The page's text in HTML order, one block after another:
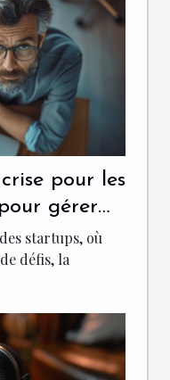
pour les
gérer
startups, où
défis, la